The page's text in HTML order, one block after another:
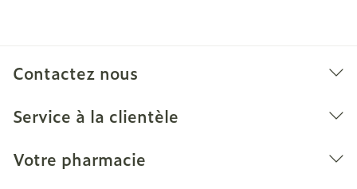
Contactez nous
Service à la clientèle
Votre pharmacie